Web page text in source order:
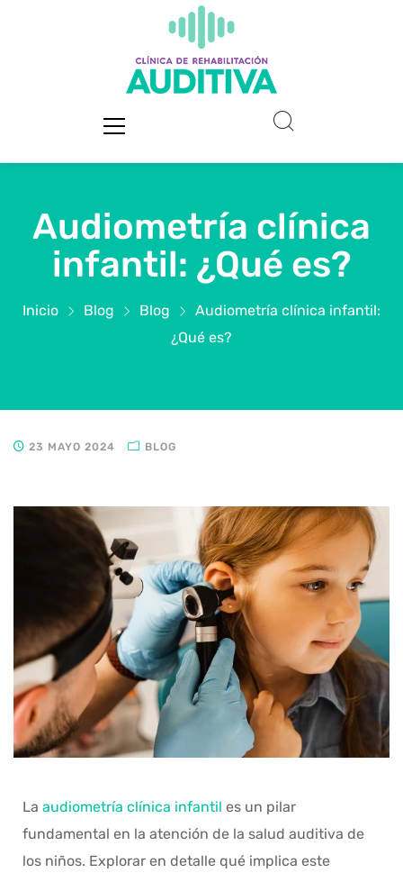
Audiometría clínica
infantil: ¿Qué es?
Inicio Blog Blog
Audiometría clínica infantil:
¿Qué es?
23 MAYO 2024 BLOG
La audiometría clínica infantil es un pilar
fundamental en la atención de la salud auditiva de
los niños. Explorar en detalle qué implica este